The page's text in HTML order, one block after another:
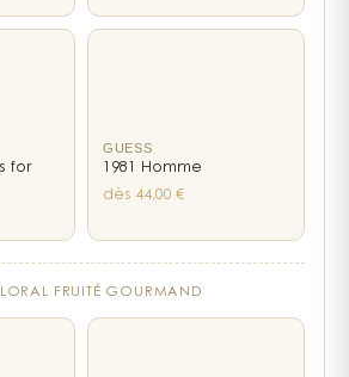
for
GUESS
1981 Homme
dès 44,00 €
FRUITÉ GOURMAND